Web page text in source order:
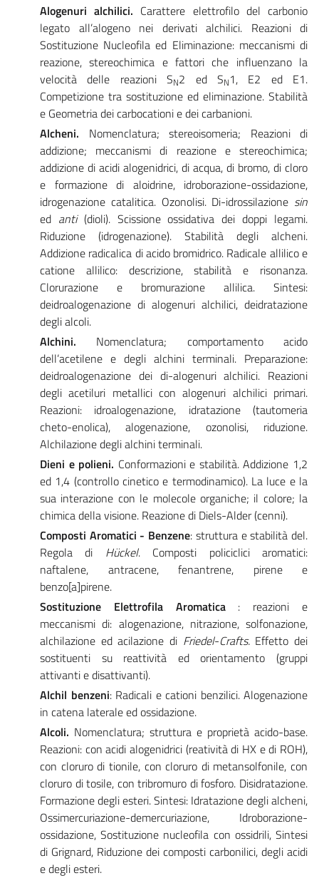
Alogenuri alchilici. Carattere elettrofilo del carbonio
legato all’alogeno nei derivati alchilici. Reazioni di
Sostituzione Nucleofila ed Eliminazione: meccanismi di
reazione, stereochimica e fattori che influenzano la
velocità delle reazioni SN2 ed SN1, E2 ed E1.
Competizione tra sostituzione ed eliminazione. Stabilità
e Geometria dei carbocationi e dei carbanioni.
Alcheni. Nomenclatura; stereoisomeria; Reazioni di
addizione; meccanismi di reazione e stereochimica;
addizione di acidi alogenidrici, di acqua, di bromo, di cloro
e formazione di aloidrine, idroborazione-ossidazione,
idrogenazione catalitica. Ozonolisi. Di-idrossilazione sin
ed anti(dioli). Scissione ossidativa dei doppi legami.
Riduzione (idrogenazione). Stabilità degli alcheni.
Addizione radicalica di acido bromidrico. Radicale allilico e
catione allilico: descrizione, stabilità e risonanza.
Clorurazione e bromurazione allilica. Sintesi:
deidroalogenazione di alogenuri alchilici, deidratazione
degli alcoli.
Alchini. Nomenclatura; comportamento acido
dell’acetilene e degli alchini terminali. Preparazione:
deidroalogenazione dei di-alogenuri alchilici. Reazioni
degli acetiluri metallici con alogenuri alchilici primari.
Reazioni: idroalogenazione, idratazione (tautomeria
cheto-enolica), alogenazione, ozonolisi, riduzione.
Alchilazione degli alchini terminali.
Dieni e polieni. Conformazioni e stabilità. Addizione 1,2
ed 1,4 (controllo cinetico e termodinamico). La luce e la
sua interazione con le molecole organiche; il colore; la
chimica della visione. Reazione di Diels-Alder (cenni).
Composti Aromatici - Benzene: struttura e stabilità del.
Regola di Hückel. Composti policiclici aromatici:
naftalene, antracene, fenantrene, pirene e
benzo[a]pirene.
Sostituzione Elettrofila Aromatica: reazioni e
meccanismi di: alogenazione, nitrazione, solfonazione,
alchilazione ed acilazione di Friedel-Crafts. Effetto dei
sostituenti su reattività ed orientamento (gruppi
attivanti e disattivanti).
Alchil benzeni: Radicali e cationi benzilici. Alogenazione
in catena laterale ed ossidazione.
Alcoli. Nomenclatura; struttura e proprietà acido-base.
Reazioni: con acidi alogenidrici (reatività di HX e di ROH),
con cloruro di tionile, con cloruro di metansolfonile, con
cloruro di tosile, con tribromuro di fosforo. Disidratazione.
Formazione degli esteri. Sintesi: Idratazione degli alcheni,
Ossimercuriazione-demercuriazione, Idroborazione-
ossidazione, Sostituzione nucleofila con ossidrili, Sintesi
di Grignard, Riduzione dei composti carbonilici, degli acidi
e degli esteri.